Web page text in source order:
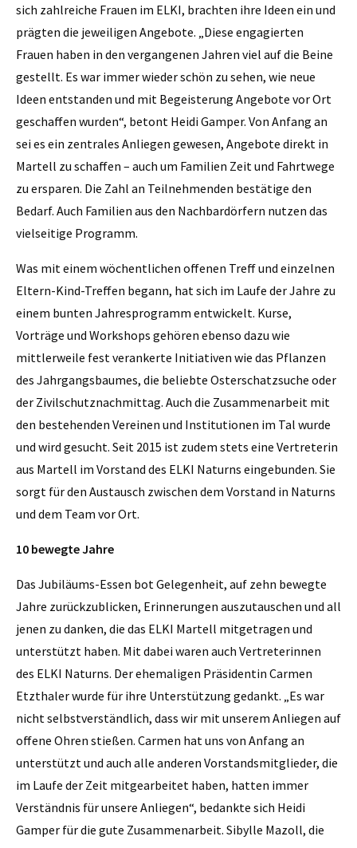
sich zahlreiche Frauen im ELKI, brachten ihre Ideen ein und
prägten die jeweiligen Angebote. „Diese engagierten
Frauen haben in den vergangenen Jahren viel auf die Beine
gestellt. Es war immer wieder schön zu sehen, wie neue
Ideen entstanden und mit Begeisterung Angebote vor Ort
geschaffen wurden“, betont Heidi Gamper. Von Anfang an
sei es ein zentrales Anliegen gewesen, Angebote direkt in
Martell zu schaffen – auch um Familien Zeit und Fahrtwege
zu ersparen. Die Zahl an Teilnehmenden bestätige den
Bedarf. Auch Familien aus den Nachbardörfern nutzen das
vielseitige Programm.
Was mit einem wöchentlichen offenen Treff und einzelnen
Eltern-Kind-Treffen begann, hat sich im Laufe der Jahre zu
einem bunten Jahresprogramm entwickelt. Kurse,
Vorträge und Workshops gehören ebenso dazu wie
mittlerweile fest verankerte Initiativen wie das Pflanzen
des Jahrgangsbaumes, die beliebte Osterschatzsuche oder
der Zivilschutznachmittag. Auch die Zusammenarbeit mit
den bestehenden Vereinen und Institutionen im Tal wurde
und wird gesucht. Seit 2015 ist zudem stets eine Vertreterin
aus Martell im Vorstand des ELKI Naturns eingebunden. Sie
sorgt für den Austausch zwischen dem Vorstand in Naturns
und dem Team vor Ort.
10 bewegte Jahre
Das Jubiläums-Essen bot Gelegenheit, auf zehn bewegte
Jahre zurückzublicken, Erinnerungen auszutauschen und all
jenen zu danken, die das ELKI Martell mitgetragen und
unterstützt haben. Mit dabei waren auch Vertreterinnen
des ELKI Naturns. Der ehemaligen Präsidentin Carmen
Etzthaler wurde für ihre Unterstützung gedankt. „Es war
nicht selbstverständlich, dass wir mit unserem Anliegen auf
offene Ohren stießen. Carmen hat uns von Anfang an
unterstützt und auch alle anderen Vorstandsmitglieder, die
im Laufe der Zeit mitgearbeitet haben, hatten immer
Verständnis für unsere Anliegen“, bedankte sich Heidi
Gamper für die gute Zusammenarbeit. Sibylle Mazoll, die